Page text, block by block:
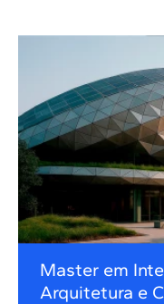
Master em
Arquitetura e